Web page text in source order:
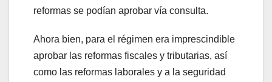
reformas se podían aprobar vía consulta.
Ahora bien, para el régimen era imprescindible
aprobar las reformas fiscales y tributarias, así
como las reformas laborales y a la seguridad